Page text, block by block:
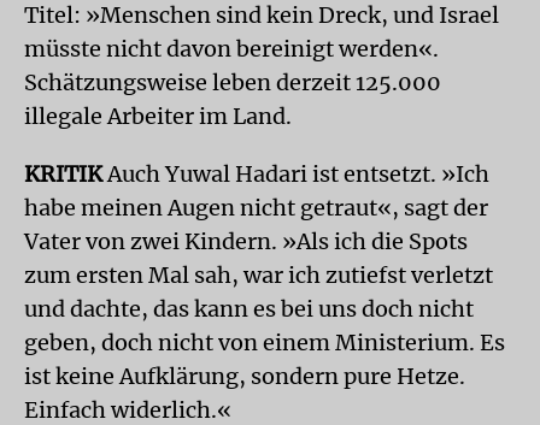
Titel: »Menschen sind kein Dreck, und Israel
müsste nicht davon bereinigt werden«.
Schätzungsweise leben derzeit 125.000
illegale Arbeiter im Land.
KRITIKAuch Yuwal Hadari ist entsetzt. »Ich
habe meinen Augen nicht getraut«, sagt der
Vater von zwei Kindern. »Als ich die Spots
zum ersten Mal sah, war ich zutiefst verletzt
und dachte, das kann es bei uns doch nicht
geben, doch nicht von einem Ministerium. Es
ist keine Aufklärung, sondern pure Hetze.
Einfach widerlich.«